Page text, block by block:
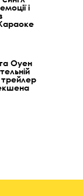
і
Оуен
трейлер